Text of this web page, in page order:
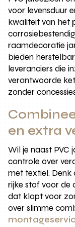
voor levensduur
kwaliteit van het
raamdecoratie
bieden
leveranciers die
verantwoorde
zonder
en extra
Wil je naast PVC
controle over
met textiel. Denk
rijke stof voor de
dat klopt voor
over slimme